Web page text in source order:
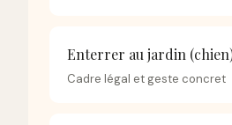
Enterrer au jardin
Cadre légal et geste concret